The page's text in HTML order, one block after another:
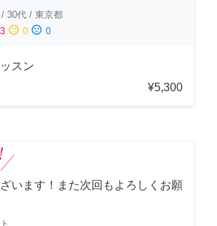
/ 30代 / 東京都
sentiment_neutral 0 sentiment_dissatisfied 0
スン
¥5,300
います！また次回もよろしくお願